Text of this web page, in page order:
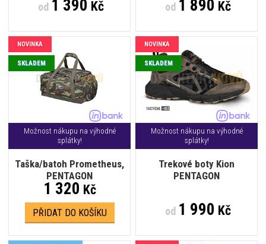
od1 390 Kč od1 890 Kč
Možnost nákupu na výhodné
splátky!
Taška/batoh Prometheus,
PENTAGON
NOVINKA
SKLADEM
1 320 Kč
PŘIDAT DO KOŠÍKU
Možnost nákupu na výhodné
splátky!
Trekové boty Kion
PENTAGON
NOVINKA
SKLADEM
od1 990 Kč